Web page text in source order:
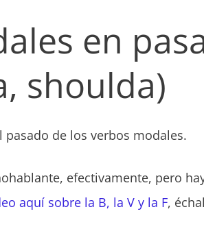
en
shoulda)
pasado de los verbos modales.
efectivamente, pero
aquí sobre la B, la V y la F,